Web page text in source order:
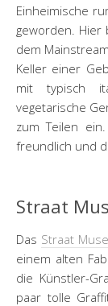
Einheimische
geworden. Hier
dem
Keller einer
mit typisch
vegetarische
zum Teilen
freundlich und
Straat
Das Straat
einem alten
die Künstler-
paar tolle